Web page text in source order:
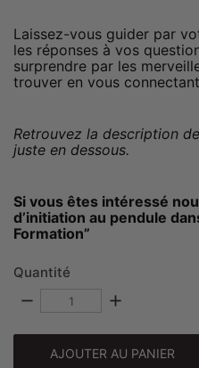
Laissez-vous guider par
les réponses à vos
surprendre par les
trouver en vous
Retrouvez la description
juste en dessous.
Si vous êtes intéressé
d’initiation au pendule
Formation”
Quantité
remove add
AJOUTER AU PANIER